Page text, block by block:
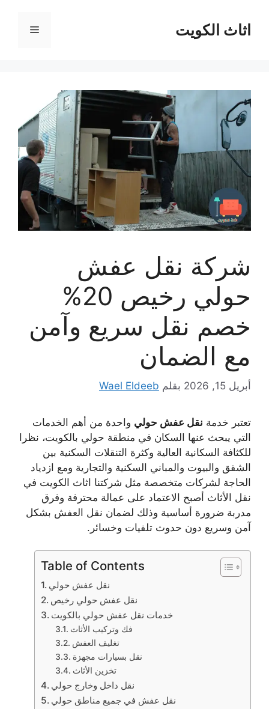
المحتوىاثاث الكويت القائمة
شركة نقل عفش
حولي رخيص 20%
خصم نقل سريع وآمن
مع الضمان
أبريل 15, 2026 بقلم Wael Eldeeb
تعتبر خدمة نقل عفش حولي واحدة من أهم الخدمات
التي يبحث عنها السكان في منطقة حولي بالكويت، نظرا
للكثافة السكانية العالية وكثرة التنقلات السكنية بين
الشقق والبيوت والمباني السكنية والتجارية ومع ازدياد
الحاجة لشركات متخصصة مثل شركتنا اثاث الكويت في
نقل الأثاث أصبح الاعتماد على عمالة محترفة وفرق
مدربة ضرورة أساسية وذلك لضمان نقل العفش بشكل
آمن وسريع دون حدوث تلفيات وخسائر.
Table of Contents
نقل عفش حولي
نقل عفش حولي رخيص
خدمات نقل عفش حولي بالكويت
فك وتركيب الأثاث
تغليف العفش
نقل بسيارات مجهزة
تخزين الأثاث
نقل داخل وخارج حولي
نقل عفش في جميع مناطق حولي